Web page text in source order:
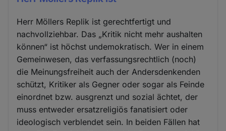
Herr Möllers Replik ist gerechtfertigt und
nachvollziehbar. Das „Kritik nicht mehr aushalten
können“ ist höchst undemokratisch. Wer in einem
Gemeinwesen, das verfassungsrechtlich (noch)
die Meinungsfreiheit auch der Andersdenkenden
schützt, Kritiker als Gegner oder sogar als Feinde
einordnet bzw. ausgrenzt und sozial ächtet, der
muss entweder ersatzreligiös fanatisiert oder
ideologisch verblendet sein. In beiden Fällen hat